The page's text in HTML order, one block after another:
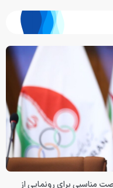
مناسبی برای رونمایی از